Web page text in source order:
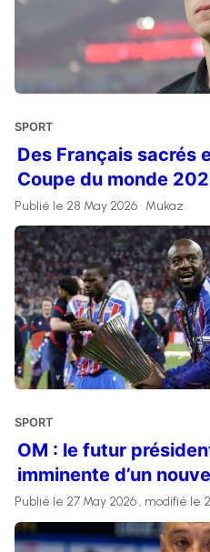
SPORT
Des Français sacrés
Coupe du monde
Publié le 28 May 2026 • Mukaz
SPORT
OM : le futur
imminente d’un
Publié le 27 May 2026 , modifié le